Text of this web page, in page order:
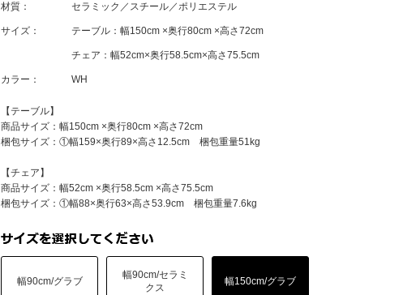
材質： セラミック／スチール／ポリエステル
サイズ： テーブル：幅150cm ×奥行80cm ×高さ72cm
チェア：幅52cm×奥行58.5cm×高さ75.5cm
カラー： WH
【テーブル】
商品サイズ：幅150cm ×奥行80cm ×高さ72cm
梱包サイズ：①幅159×奥行89×高さ12.5cm 梱包重量51kg
【チェア】
商品サイズ：幅52cm ×奥行58.5cm ×高さ75.5cm
梱包サイズ：①幅88×奥行63×高さ53.9cm 梱包重量7.6kg
幅90cm/グラブ
幅90cm/セラミ
クス
幅150cm/グラブ